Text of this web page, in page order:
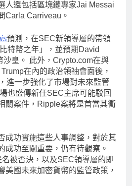
人還包括區塊鏈專家Jai Messai
Carla Carriveau。
預測，在SEC新領導層的帶領
特幣之年」，並預期David
沙皇。 此外，Crypto.com在與
在內的政治領袖會面後，
進一步強化了市場對未來監管
也盛傳新任SEC主席可能駁回
關案件，Ripple案將是首當其衝
成功實施這些人事調整，對於其
成功至關重要，仍有待觀察。
被否決，以及SEC領導層的即
美國未來加密貨幣的監管政策，